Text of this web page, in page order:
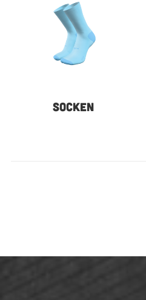
SOCKEN